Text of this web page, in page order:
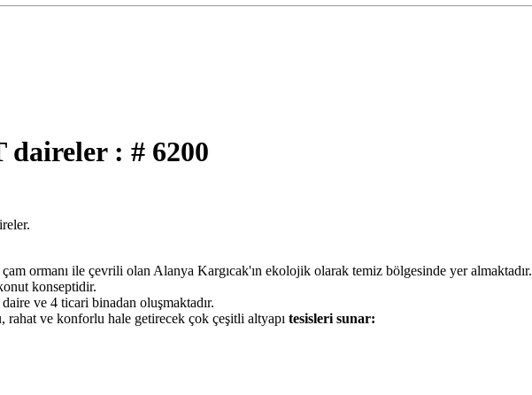
: # 6200
ormanı ile çevrili olan Alanya Kargıcak'ın ekolojik olarak temiz bölgesinde yer almaktadır.
konseptidir.
ve 4 ticari binadan oluşmaktadır.
rahat ve konforlu hale getirecek çok çeşitli altyapı tesisleri sunar: